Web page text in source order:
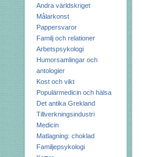
Andra världskriget
Målarkonst
Pappersvaror
Familj och relationer
Arbetspsykologi
Humorsamlingar och
antologier
Kost och vikt
Populärmedicin och hälsa
Det antika Grekland
Tillverkningsindustri
Medicin
Matlagning: choklad
Familjepsykologi